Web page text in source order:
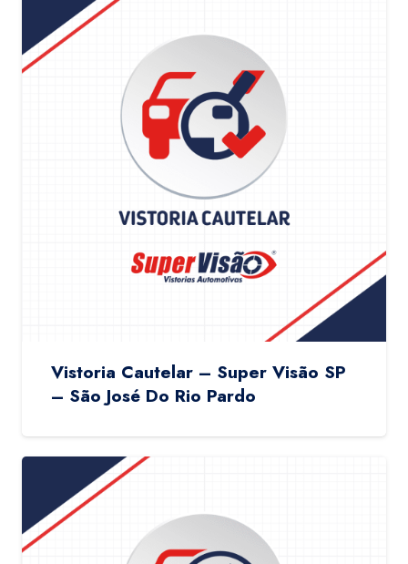
Vistoria Cautelar – Super Visão SP
– São José Do Rio Pardo